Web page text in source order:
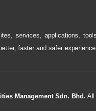
services, applications,
faster and safer
Management Sdn. Bhd. All